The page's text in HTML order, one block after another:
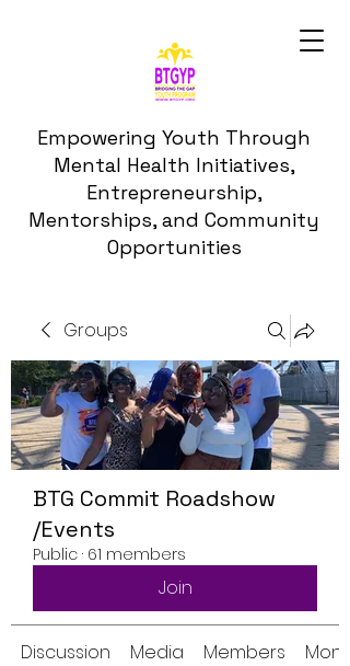
Empowering Youth Through
Mental Health Initiatives,
Entrepreneurship,
Mentorships, and Community
Opportunities
Groups
BTG Commit Roadshow
/Events
Public · 61 members
Join
Discussion Media Members